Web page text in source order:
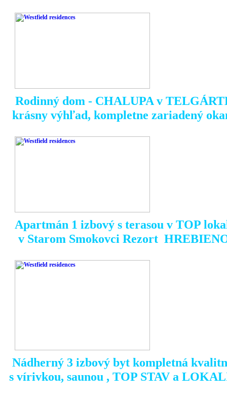
Rodinný dom - CHALUPA v
krásny výhľad, kompletne zariadený
Apartmán 1 izbový s terasou v TOP
v Starom Smokovci Rezort
Nádherný 3 izbový byt kompletná
s vírivkou, saunou , TOP STAV a